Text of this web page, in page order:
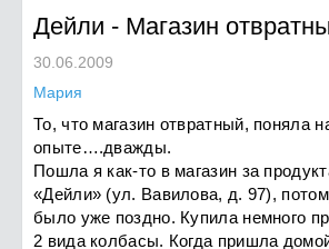
Дейли - Магазин
30.06.2009
Мария
То, что магазин отвратный, поняла
опыте….дважды.
Пошла я как-то в магазин за
«Дейли» (ул. Вавилова, д. 97),
было уже поздно. Купила немного
2 вида колбасы. Когда пришла